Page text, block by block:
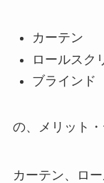
カーテン
ロールスク
ブラインド
の、メリット・
カーテン、ロ